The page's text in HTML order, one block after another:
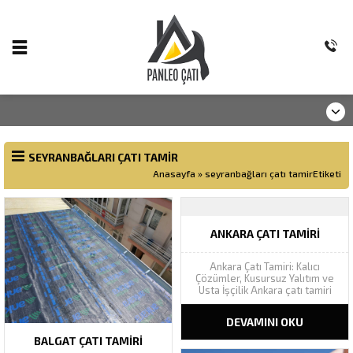
SEYRANBAĞLARI ÇATI TAMIR
Anasayfa » seyranbağları çatı tamirEtiketi
BALGAT ÇATI TAMIRI
ANKARA ÇATI TAMIRI
Ankara Çatı Tamiri: Kalıcı
Çözümler, Kusursuz Yalıtım ve
Usta İşçilik Ankara çatı tamiri
projelerinizde Panleo Çatı
nem sorunlarına garantili
müdahale sunuyoruz.
Ankara
Çatı Tamiri Acil Destek Hattı
DEVAMINI OKU